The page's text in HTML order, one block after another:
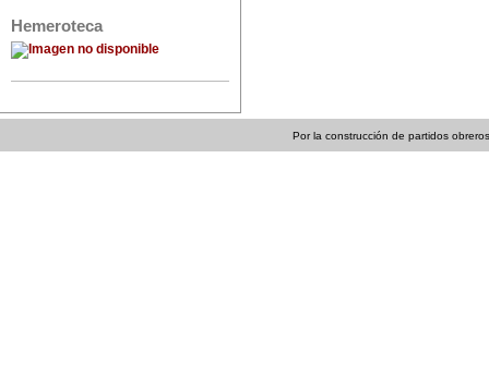
Hemeroteca
Por la construcción de partidos